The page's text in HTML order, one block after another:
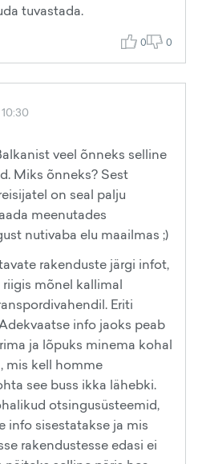
tuvastada.
0 0
veel õnneks selline
Miks õnneks? Sest
on seal palju
meenutades
nutivaba elu maailmas ;)
rakenduste järgi infot,
mõnel kallimal
Eriti
info jaoks peab
ja lõpuks minema kohal
mis kell homme
see buss ikka lähebki.
otsingusüsteemid,
info sisestatakse ja mis
rakendustesse edasi ei